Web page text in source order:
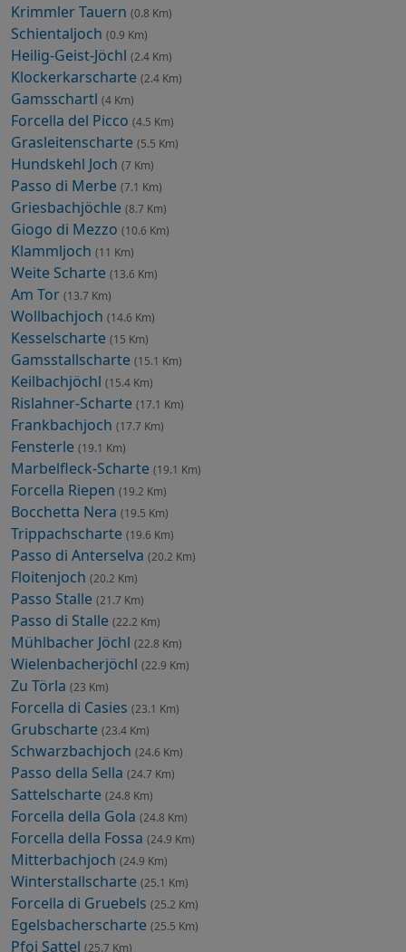
Krimmler Tauern (0.8 Km)
Schientaljoch (0.9 Km)
Heilig-Geist-Jöchl (2.4 Km)
Klockerkarscharte (2.4 Km)
Gamsschartl (4 Km)
Forcella del Picco (4.5 Km)
Grasleitenscharte (5.5 Km)
Hundskehl Joch (7 Km)
Passo di Merbe (7.1 Km)
Griesbachjöchle (8.7 Km)
Giogo di Mezzo (10.6 Km)
Klammljoch (11 Km)
Weite Scharte (13.6 Km)
Am Tor (13.7 Km)
Wollbachjoch (14.6 Km)
Kesselscharte (15 Km)
Gamsstallscharte (15.1 Km)
Keilbachjöchl (15.4 Km)
Rislahner-Scharte (17.1 Km)
Frankbachjoch (17.7 Km)
Fensterle (19.1 Km)
Marbelfleck-Scharte (19.1 Km)
Forcella Riepen (19.2 Km)
Bocchetta Nera (19.5 Km)
Trippachscharte (19.6 Km)
Passo di Anterselva (20.2 Km)
Floitenjoch (20.2 Km)
Passo Stalle (21.7 Km)
Passo di Stalle (22.2 Km)
Mühlbacher Jöchl (22.8 Km)
Wielenbacherjöchl (22.9 Km)
Zu Törla (23 Km)
Forcella di Casies (23.1 Km)
Grubscharte (23.4 Km)
Schwarzbachjoch (24.6 Km)
Passo della Sella (24.7 Km)
Sattelscharte (24.8 Km)
Forcella della Gola (24.8 Km)
Forcella della Fossa (24.9 Km)
Mitterbachjoch (24.9 Km)
Winterstallscharte (25.1 Km)
Forcella di Gruebels (25.2 Km)
Egelsbacherscharte (25.5 Km)
Pfoi Sattel (25.7 Km)